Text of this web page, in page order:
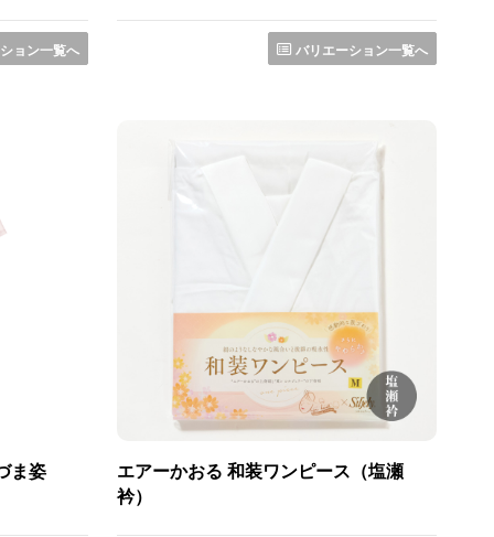
ョン一覧へ バリエーション一覧へ
ま姿
エアーかおる 和装ワンピース（塩瀬
衿）